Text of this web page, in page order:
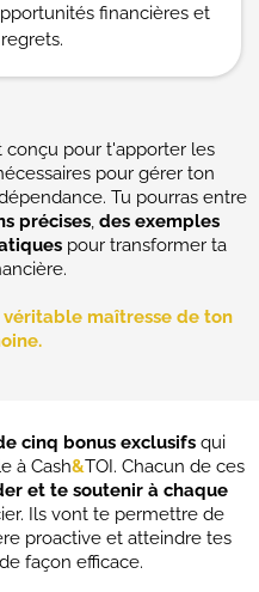
financières et
conçu pour t'apporter les
pour gérer ton
Tu pourras entre
précises, des exemples
pour transformer ta
véritable maîtresse de ton
cinq bonus exclusifs qui
à Cash&TOI. Chacun de ces
et te soutenir à chaque
Ils vont te permettre de
proactive et atteindre tes
façon efficace.